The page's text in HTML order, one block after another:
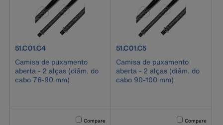
product number 51.C01.C4
51.C01.C4
Camisa de puxamento
aberta - 2 alças (diâm. do
cabo 76-90 mm)
product number 51.C01.C5
51.C01.C5
Camisa de puxamento
aberta - 2 alças (diâm. do
cabo 90-100 mm)
Activating this element will cause content on the page to
Compare Activating this
Compare